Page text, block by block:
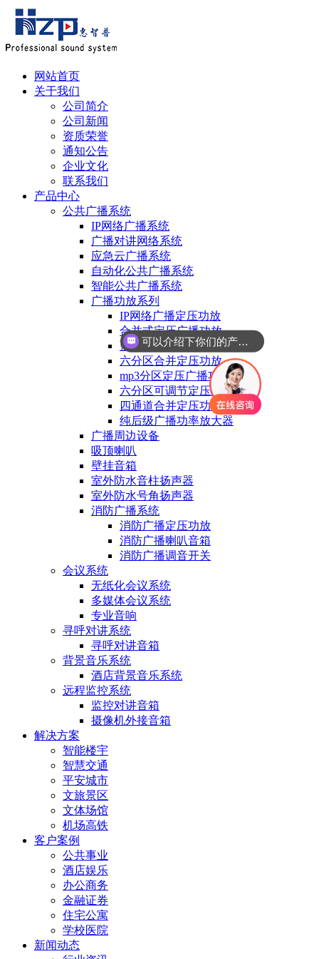
网站首页
关于我们
公司简介
公司新闻
资质荣誉
通知公告
企业文化
联系我们
产品中心
公共广播系统
IP网络广播系统
广播对讲网络系统
应急云广播系统
自动化公共广播系统
智能公共广播系统
广播功放系列
IP网络广播定压功放
合并式定压广播功放
蓝牙MP3合并定压功放
六分区合并定压功放
mp3分区定压广播功放
六分区可调节定压功放
四通道合并定压功放
纯后级广播功率放大器
广播周边设备
吸顶喇叭
壁挂音箱
室外防水音柱扬声器
室外防水号角扬声器
消防广播系统
消防广播定压功放
消防广播喇叭音箱
消防广播调音开关
会议系统
无纸化会议系统
多媒体会议系统
专业音响
寻呼对讲系统
寻呼对讲音箱
背景音乐系统
酒店背景音乐系统
远程监控系统
监控对讲音箱
摄像机外接音箱
解决方案
智能楼宇
智慧交通
平安城市
文旅景区
文体场馆
机场高铁
客户案例
公共事业
酒店娱乐
办公商务
金融证券
住宅公寓
学校医院
新闻动态